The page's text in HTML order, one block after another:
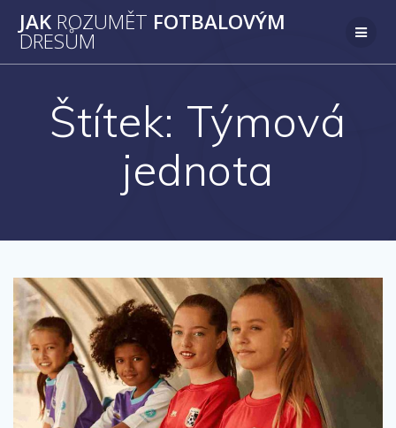
na
JAK ROZUMĚT FOTBALOVÝM
DRESŮM
Štítek: Týmová
jednota